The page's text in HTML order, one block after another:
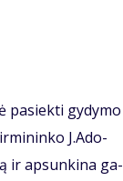
pa­siek­ti gy­dy­mo
J.Ado­
ir ap­sun­ki­na ga­